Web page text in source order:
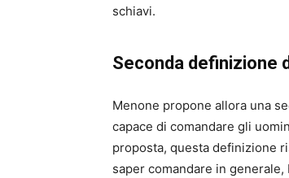
schiavi.
Seconda definizione
Menone propone allora una
capace di comandare gli
proposta, questa definizione
saper comandare in